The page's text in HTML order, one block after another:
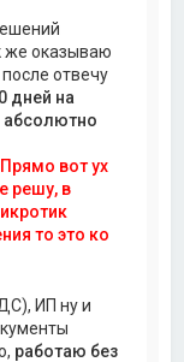
же оказываю
отвечу
дней на
абсолютно
вот ух
решу, в
то это ко
ИП ну и
работаю без